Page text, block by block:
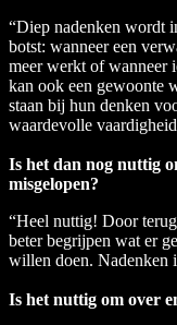
“Diep nadenken wordt
botst: wanneer een
meer werkt of wanneer
kan ook een gewoonte
staan bij hun denken
waardevolle
Is het dan nog nuttig
misgelopen?
“Heel nuttig! Door
beter begrijpen wat er
willen doen. Nadenken
Is het nuttig om over